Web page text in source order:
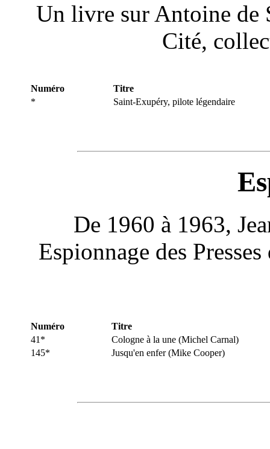
Un livre sur Antoine de
Cité,
Numéro
Titre
*
Saint-Exupéry, pilote légendaire
De 1960 à 1963,
Espionnage des
Numéro
Titre
41*
Cologne à la une (Michel Carnal)
145*
Jusqu'en enfer (Mike Cooper)